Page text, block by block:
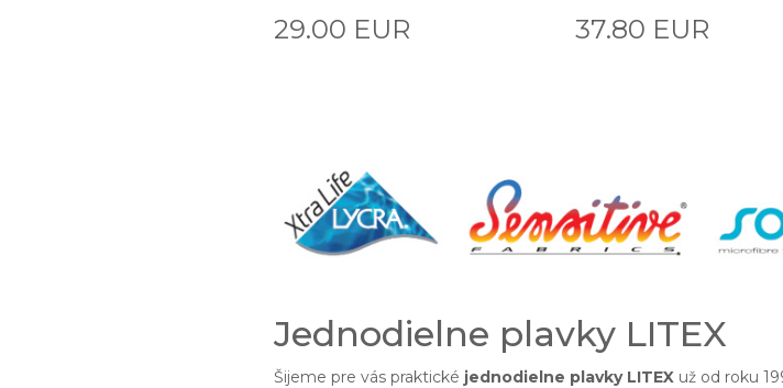
29.00 EUR 37.80 EUR
Jednodielne plavky LITEX
Šijeme pre vás praktické jednodielne plavky LITEX už od roku